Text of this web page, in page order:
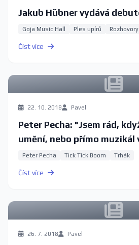
Jakub Hübner vydává
Goja Music Hall Ples upírů Rozhovory
Číst více
22. 10. 2018 Pavel
Peter Pecha: "Jsem rád,
umění, nebo přímo muzikál
Peter Pecha Tick Tick Boom Trhák
Číst více
26. 7. 2018 Pavel